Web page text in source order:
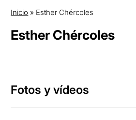
Inicio » Esther Chércoles
Esther Chércoles
Fotos y vídeos